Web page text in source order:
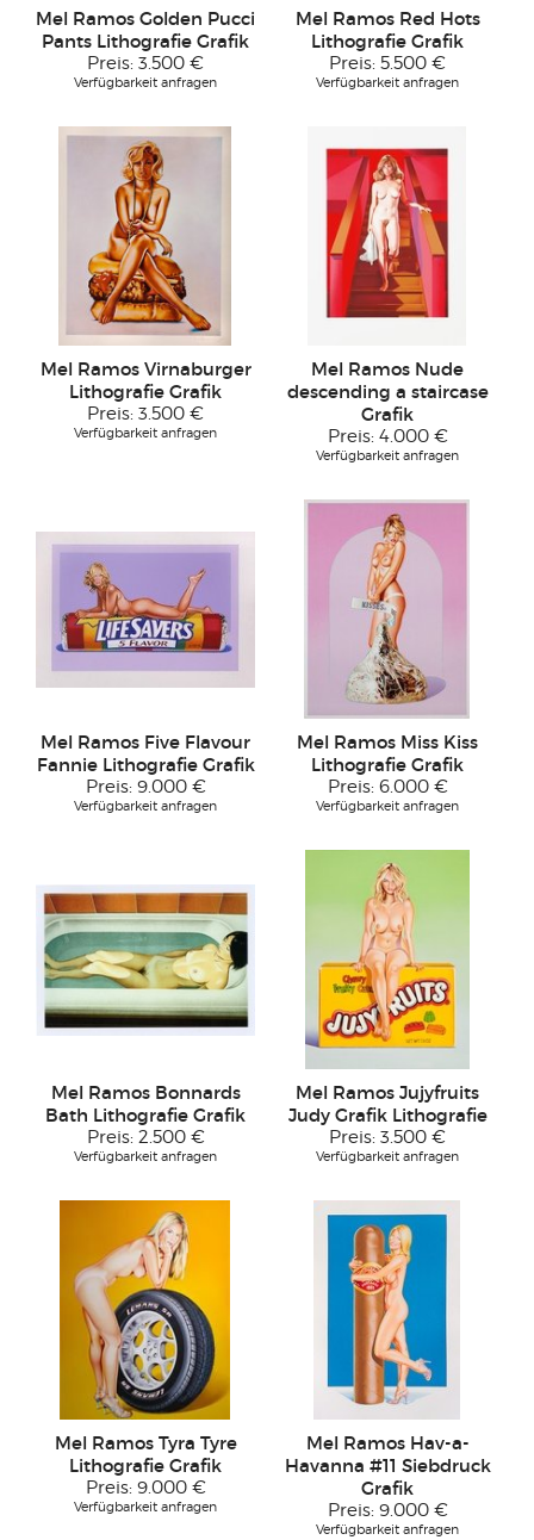
Mel Ramos Golden Pucci
Pants Lithografie Grafik
Preis: 3.500 €
Verfügbarkeit anfragen
Mel Ramos Red Hots
Lithografie Grafik
Preis: 5.500 €
Verfügbarkeit anfragen
Mel Ramos Virnaburger
Lithografie Grafik
Preis: 3.500 €
Verfügbarkeit anfragen
Mel Ramos Nude
descending a staircase
Grafik
Preis: 4.000 €
Verfügbarkeit anfragen
Mel Ramos Five Flavour
Fannie Lithografie Grafik
Preis: 9.000 €
Verfügbarkeit anfragen
Mel Ramos Miss Kiss
Lithografie Grafik
Preis: 6.000 €
Verfügbarkeit anfragen
Mel Ramos Bonnards
Bath Lithografie Grafik
Preis: 2.500 €
Verfügbarkeit anfragen
Mel Ramos Jujyfruits
Judy Grafik Lithografie
Preis: 3.500 €
Verfügbarkeit anfragen
Mel Ramos Tyra Tyre
Lithografie Grafik
Preis: 9.000 €
Verfügbarkeit anfragen
Mel Ramos Hav-a-
Havanna #11 Siebdruck
Grafik
Preis: 9.000 €
Verfügbarkeit anfragen